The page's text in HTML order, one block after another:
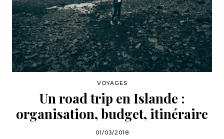
VOYAGES
Un road trip en Islande :
organisation, budget, itinéraire
01/03/2018